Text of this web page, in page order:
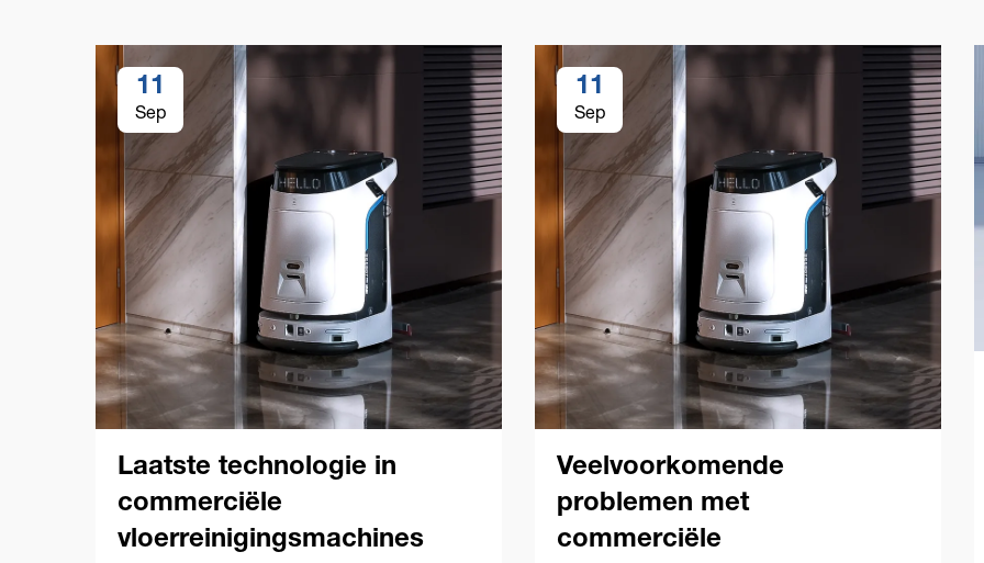
11
Sep
Laatste technologie in
commerciële
vloerreinigingsmachines
11
Sep
Veelvoorkomende
problemen met
commerciële